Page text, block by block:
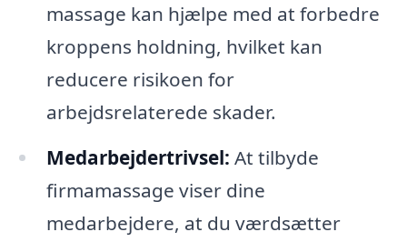
massage kan hjælpe med at forbedre
kroppens holdning, hvilket kan
reducere risikoen for
arbejdsrelaterede skader.
Medarbejdertrivsel: At tilbyde
firmamassage viser dine
medarbejdere, at du værdsætter